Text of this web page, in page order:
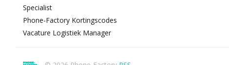
Specialist
Phone-Factory Kortingscodes
Vacature Logistiek Manager